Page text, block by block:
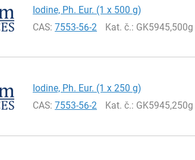
Iodine, Ph. Eur. (1 x 500 g)
CAS:7553-56-2 Kat. č.: GK5945,500g
Iodine, Ph. Eur. (1 x 250 g)
CAS:7553-56-2 Kat. č.: GK5945,250g